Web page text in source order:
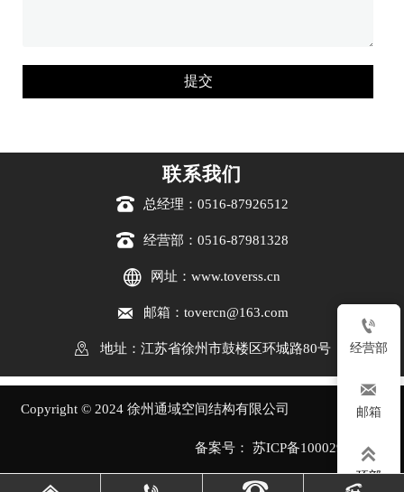
提交
联系我们
 总经理：0516-87926512
 经营部：0516-87981328
 网址：www.toverss.cn
 邮箱：tovercn@163.com
 地址：江苏省徐州市鼓楼区环城路80号
Copyright © 2024 徐州通域空间结构有限公司
备案号： 苏ICP备10002914号-1

经营部

邮箱

顶部